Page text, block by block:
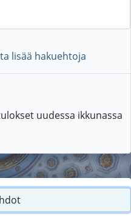
lisää hakuehtoja
uudessa ikkunassa